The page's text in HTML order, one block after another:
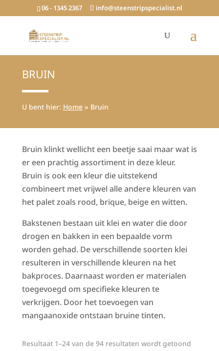
06 - 1345 2367 info@steenstripspecialist.nl
BRUIN
U bent hier: Home» Bruin
Bruin klinkt wellicht een beetje saai maar wat is
er een prachtig assortiment in deze kleur.
Bruin is ook een kleur die uitstekend
combineert met vrijwel alle andere kleuren van
het palet zoals rood, brique, beige en witten.
Bakstenen bestaan uit klei en water die door
drogen en bakken in een bepaalde vorm
worden gehad. De verschillende soorten klei
resulteren in verschillende kleuren na het
bakproces. Daarnaast worden er materialen
toegevoegd om specifieke kleuren te
verkrijgen. Door het toevoegen van
mangaanoxide ontstaan bruine tinten.
Resultaat 1–24 van de 94 resultaten wordt getoond